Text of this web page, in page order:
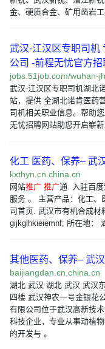
金、硬质合金、矿用凿岩
武汉-江汉区专职司机
公司 -前程无忧官方
jobs.51job.com/wuhan-
武汉-江汉区专职司机湖北
站，提供 全湖北诺肯医药
司机相关职业信息。帮助
无忧招聘网站助您开启崭
化工 医药、保养– 武
kxthyn.cn.china.cn
网站推广 推广通. 入驻百
服务 。 主营产品：化工
司首页. 武汉市有机合成
gijkglhkieiemnf; 所在地：
其他医药、保养– 武
baijiangdan.cn.china.cn
湖北 武汉 湖北 武汉 武汉
四楼 武汉神农一号金银花
有限公司位于武汉高新技
科技企业，专业从事动植
的开发与 。